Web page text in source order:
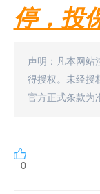
停，投
声明：凡本网站
得授权。未经授
官方正式条款为
0